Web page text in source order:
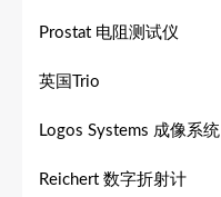
Prostat 电阻测试仪
英国Trio
Logos Systems 成像系统
Reichert 数字折射计